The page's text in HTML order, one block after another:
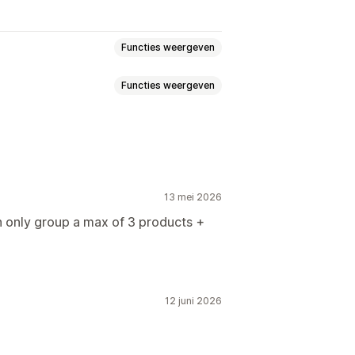
Functies weergeven
Functies weergeven
Twee voor de prijs van één
13 mei 2026
group a max of 3 products +
12 juni 2026